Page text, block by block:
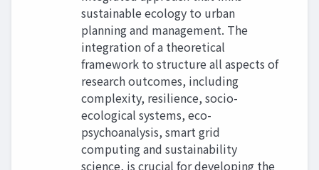
sustainable ecology to urban
planning and management. The
integration of a theoretical
framework to structure all aspects of
research outcomes, including
complexity, resilience, socio-
ecological systems, eco-
psychoanalysis, smart grid
computing and sustainability
science, is crucial for developing the